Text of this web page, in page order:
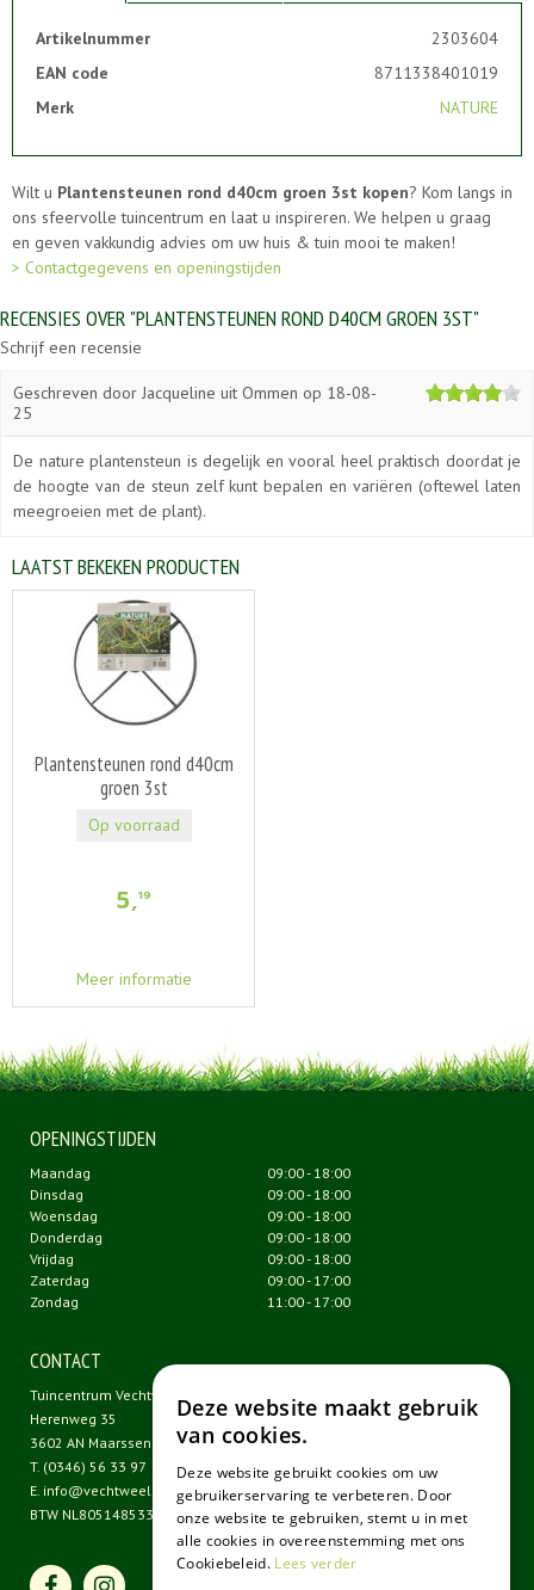
Artikelnummer
2303604
EAN code
8711338401019
Merk
NATURE
Wilt u Plantensteunen rond d40cm groen 3st kopen? Kom langs in
ons sfeervolle tuincentrum en laat u inspireren. We helpen u graag
en geven vakkundig advies om uw huis & tuin mooi te maken!
> Contactgegevens en openingstijden
RECENSIES OVER "PLANTENSTEUNEN ROND D40CM GROEN 3ST"
Schrijf een recensie
Geschreven door Jacqueline uit Ommen op 18-08-
25
De nature plantensteun is degelijk en vooral heel praktisch doordat je
de hoogte van de steun zelf kunt bepalen en variëren (oftewel laten
meegroeien met de plant).
LAATST BEKEKEN PRODUCTEN
Plantensteunen rond d40cm
groen 3st
5,19
Meer informatie
Op voorraad
OPENINGSTIJDEN
Maandag
09:00 - 18:00
Dinsdag
09:00 - 18:00
Woensdag
09:00 - 18:00
Donderdag
09:00 - 18:00
Vrijdag
09:00 - 18:00
Zaterdag
09:00 - 17:00
Zondag
11:00 - 17:00
CONTACT
Tuincentrum Vechtweelde
Herenweg 35
3602 AN Maarssen
T. (0346) 56 33 97
E. info@vechtweelde.nl
BTW NL805148533B01
Deze website maakt gebruik
van cookies.
Deze website gebruikt cookies om uw
gebruikerservaring te verbeteren. Door
onze website te gebruiken, stemt u in met
alle cookies in overeenstemming met ons
Cookiebeleid. Lees verder